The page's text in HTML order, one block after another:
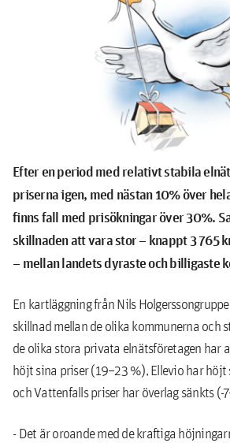
Efter en period med relativt stabila
priserna igen, med nästan 10% över
finns fall med prisökningar över 30%.
skillnaden att vara stor – knappt 3 765
– mellan landets dyraste och billigaste
En kartläggning från Nils
skillnad mellan de olika kommunerna och
de olika stora privata elnätsföretagen har
höjt sina priser (19–23 %), Ellevio har
och Vattenfalls priser har överlag sänkts (-
- Det är oroande med de kraftiga